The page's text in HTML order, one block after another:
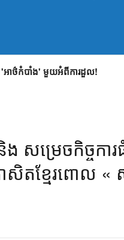
ឆ្លាតវៃ និង រហ័សទាន់ចិត្ត!
សម្រេចកិច្ចកា
សិតខ្មែរពោល